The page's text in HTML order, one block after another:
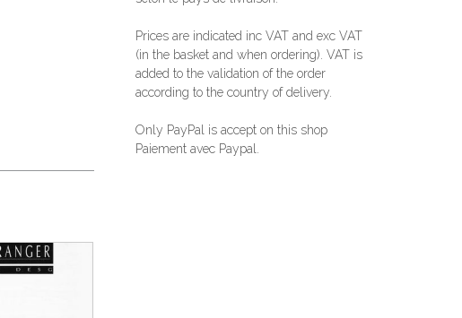
Prices are indicated inc VAT and exc VAT
(in the basket and when ordering). VAT is
added to the validation of the order
according to the country of delivery.
Only PayPal is accept on this shop
Paiement avec Paypal.